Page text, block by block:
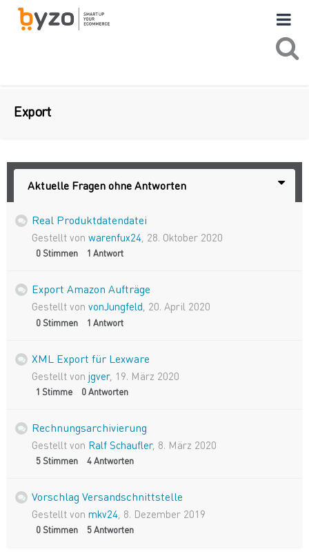
Export
Aktuelle Fragen ohne Antworten
Real Produktdatendatei
Gestellt von warenfux24, 28. Oktober 2020
0 Stimmen 1 Antwort
Export Amazon Aufträge
Gestellt von vonJungfeld, 20. April 2020
0 Stimmen 1 Antwort
XML Export für Lexware
Gestellt von jgver, 19. März 2020
1 Stimme 0Antworten
Rechnungsarchivierung
Gestellt von Ralf Schaufler, 8. März 2020
5 Stimmen 4Antworten
Vorschlag Versandschnittstelle
Gestellt von mkv24, 8. Dezember 2019
0 Stimmen 5Antworten